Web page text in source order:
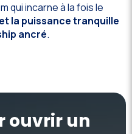
qui incarne à la fois le
la puissance tranquille
ancré.
ouvrir un